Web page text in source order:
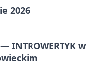
2026
INTROWERTYK w